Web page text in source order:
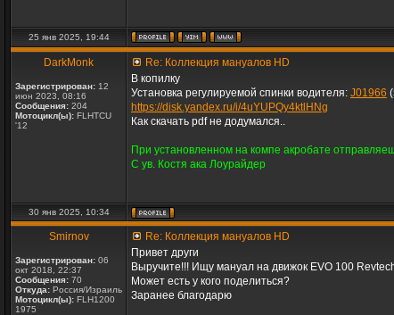
25 янв 2025, 19:44
DarkMonk
Зарегистрирован: 12
июн 2023, 08:16
Сообщения: 204
Мотоцикл(ы): FLHTCU
'12
Re: Коллекция мануалов HD
В копилку
Установка регулируемой спинки водителя: J01966
https://disk.yandex.ru/i/4uYUPQy4ktlHNg
Как скачать pdf не додумался..
При установленном на компе акробате
С ув. Костя ака Лоурайдер
30 янв 2025, 10:34
Smirnov
Зарегистрирован: 06
окт 2018, 22:37
Сообщения: 70
Откуда: Россия/Израиль
Мотоцикл(ы): FLH1200
1975
Re: Коллекция мануалов HD
Привет други
Выручите!!! Ищу мануал на движок EVO 100
Может есть у кого поделиться?
Заранее благодарю